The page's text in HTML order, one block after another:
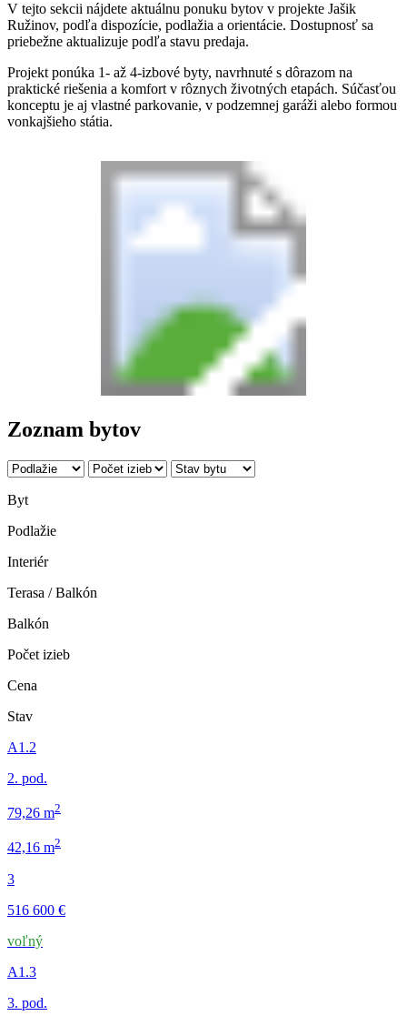
V tejto sekcii nájdete aktuálnu ponuku bytov v projekte Jašik
Ružinov, podľa dispozície, podlažia a orientácie. Dostupnosť sa
priebežne aktualizuje podľa stavu predaja.
Projekt ponúka 1- až 4-izbové byty, navrhnuté s dôrazom na
praktické riešenia a komfort v rôznych životných etapách. Súčasťou
konceptu je aj vlastné parkovanie, v podzemnej garáži alebo formou
vonkajšieho státia.
Zoznam bytov
Byt
Podlažie
Interiér
Terasa / Balkón
Balkón
Počet izieb
Cena
Stav
A1.2
2. pod.
79,26 m2
42,16 m2
3
516 600 €
voľný
A1.3
3. pod.